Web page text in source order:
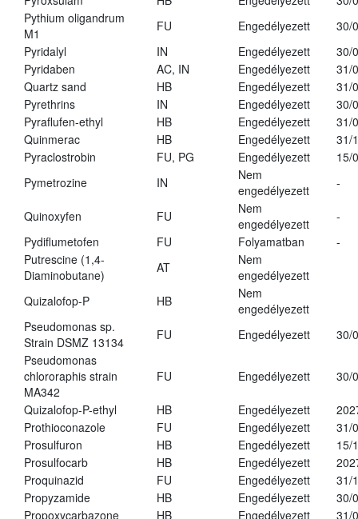
Pythium oligandrum
M1
FU Engedélyezett
30/
Pyridalyl
IN Engedélyezett
30/
Pyridaben
AC, IN Engedélyezett
31/
Quartz sand
HB Engedélyezett
31/
Pyrethrins
IN Engedélyezett
30/
Pyraflufen-ethyl
HB Engedélyezett
31/
Quinmerac
HB Engedélyezett
31/
Pyraclostrobin
FU, PG Engedélyezett
15/
Pymetrozine
IN
Nem
engedélyezett
-
Quinoxyfen FU
Nem
engedélyezett
-
Pydiflumetofen
FU Folyamatban
-
Putrescine (1,4-
Diaminobutane)
AT
Nem
engedélyezett
Quizalofop-P
HB
Nem
engedélyezett
Pseudomonas sp.
Strain DSMZ 13134
FU Engedélyezett
30/
Pseudomonas
chlororaphis strain
MA342
FU Engedélyezett 30/
Quizalofop-P-ethyl HB Engedélyezett
Prothioconazole
FU Engedélyezett
31/
Prosulfuron
HB Engedélyezett
15/
Prosulfocarb
HB Engedélyezett
Proquinazid
FU Engedélyezett
31/
Propyzamide
HB Engedélyezett
30/
Propoxycarbazone
HB Engedélyezett
31/